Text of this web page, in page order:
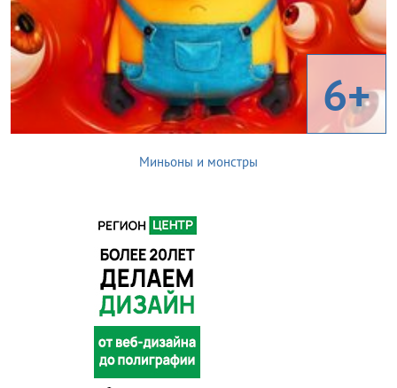
6+
Миньоны и монстры